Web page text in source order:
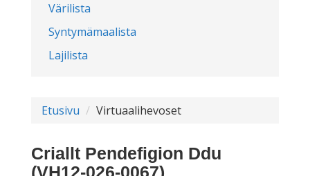
Värilista
Syntymämaalista
Lajilista
Etusivu Virtuaalihevoset
Criallt Pendefigion Ddu
(VH12-026-0067)